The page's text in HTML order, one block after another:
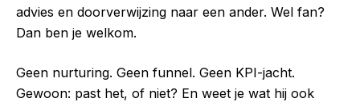
advies en doorverwijzing naar een ander. Wel fan?
Dan ben je welkom.
Geen nurturing. Geen funnel. Geen KPI-jacht.
Gewoon: past het, of niet? En weet je wat hij ook